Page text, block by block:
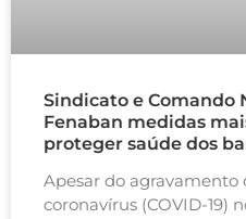
Sindicato e Comando
Fenaban medidas
proteger saúde dos
Apesar do
coronavírus (COVID-19)